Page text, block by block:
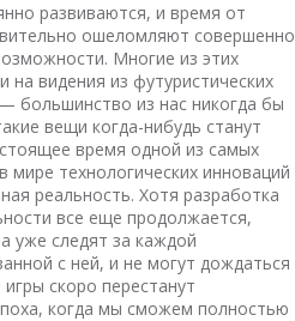
развиваются, и время от
ошеломляют совершенно
Многие из этих
на видения из футуристических
большинство из нас никогда бы
вещи когда-нибудь станут
время одной из самых
технологических инноваций
реальность. Хотя разработка
все еще продолжается,
уже следят за каждой
с ней, и не могут дождаться
скоро перестанут
когда мы сможем полностью